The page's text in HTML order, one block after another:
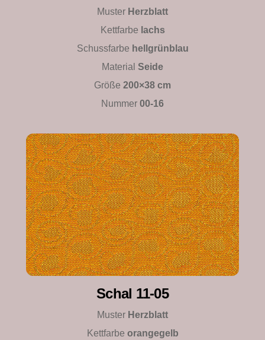
Muster Herzblatt
Kettfarbe lachs
Schussfarbe hellgrünblau
Material Seide
Größe 200×38 cm
Nummer 00-16
Schal 11-05
Muster Herzblatt
Kettfarbe orangegelb